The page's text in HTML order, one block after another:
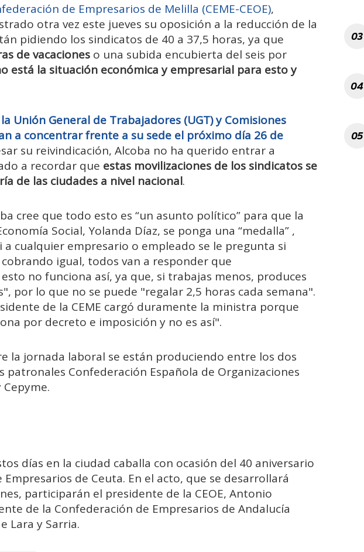
de Empresarios de Melilla (CEME-CEOE),
otra vez este jueves su oposición a la reducción de la
pidiendo los sindicatos de 40 a 37,5 horas, ya que
de vacaciones o una subida encubierta del seis por
está la situación económica y empresarial para esto y
la Unión General de Trabajadores (UGT) y Comisiones
a concentrar frente a su sede el próximo día 26 de
su reivindicación, Alcoba no ha querido entrar a
a recordar que estas movilizaciones de los sindicatos se
de las ciudades a nivel nacional.
cree que todo esto es “un asunto político” para que la
Social, Yolanda Díaz, se ponga una “medalla” ,
a cualquier empresario o empleado se le pregunta si
igual, todos van a responder que
no funciona así, ya que, si trabajas menos, produces
por lo que no se puede "regalar 2,5 horas cada semana".
de la CEME cargó duramente la ministra porque
por decreto e imposición y no es así".
la jornada laboral se están produciendo entre los dos
patronales Confederación Española de Organizaciones
Cepyme.
días en la ciudad caballa con ocasión del 40 aniversario
de Ceuta. En el acto, que se desarrollará
participarán el presidente de la CEOE, Antonio
de la Confederación de Empresarios de Andalucía
Lara y Sarria.